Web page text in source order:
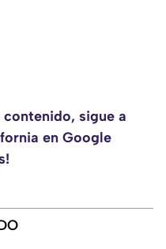
contenido, sigue a
en Google